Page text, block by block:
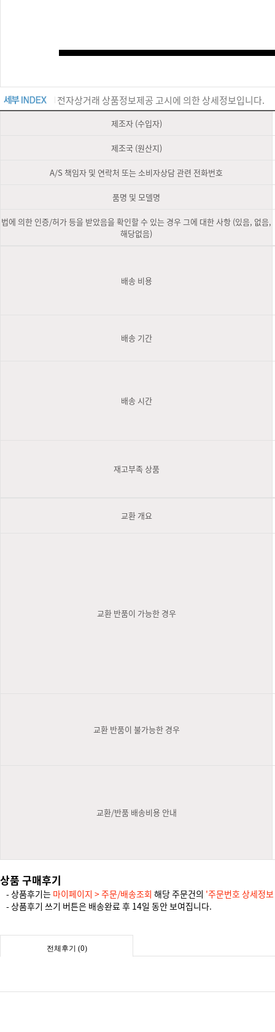
전자상거래 상품정보제공 고시에 의한 상세정보입니다.
제조자 (수입자)
제조국 (원산지)
A/S 책임자 및 연락처 또는 소비자상담 관련 전화번호
품명 및 모델명
법에 의한 인증/허가 등을 받았음을 확인할 수 있는 경우 그에 대한 사항 (있음, 없음,
해당없음)
배송 비용
배송 기간
배송 시간
재고부족 상품
교환 개요
교환 반품이 가능한 경우
교환 반품이 불가능한 경우
교환/반품 배송비용 안내
상품 구매후기
- 상품후기는 마이페이지 > 주문/배송조회 해당 주문건의 '주문번호 상세정
- 상품후기 쓰기 버튼은 배송완료 후 14일 동안 보여집니다.
전체후기 (0)